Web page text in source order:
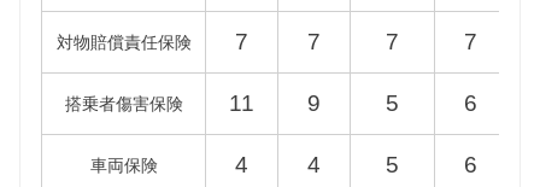
34,500円 39,600円
BNK12
YK12
対物賠償責任保険 7 7 7 7
搭乗者傷害保険 11 9 5 6
車両保険 4 4 5 6